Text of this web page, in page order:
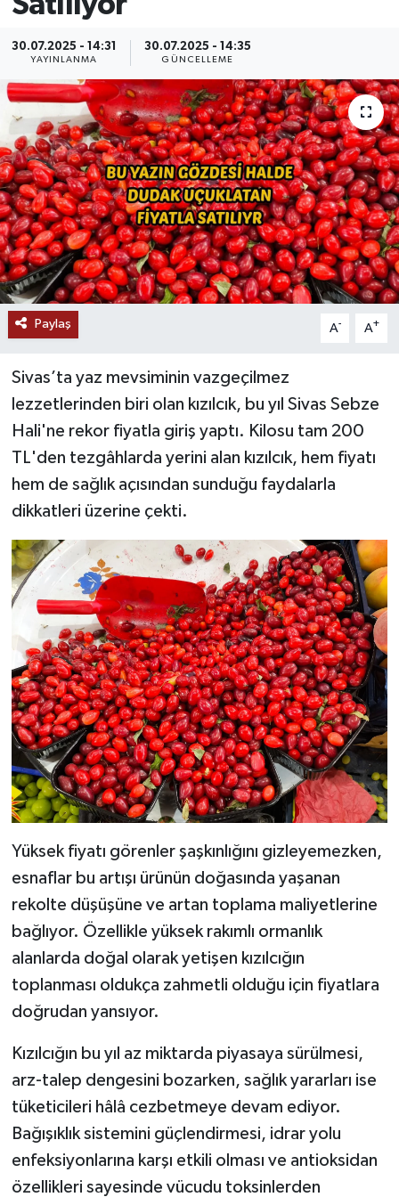
30.07.2025 - 14:31
YAYINLANMA
30.07.2025 - 14:35
GÜNCELLEME
Paylaş A- A+
Sivas’ta yaz mevsiminin vazgeçilmez
lezzetlerinden biri olan kızılcık, bu yıl Sivas Sebze
Hali'ne rekor fiyatla giriş yaptı. Kilosu tam 200
TL'den tezgâhlarda yerini alan kızılcık, hem fiyatı
hem de sağlık açısından sunduğu faydalarla
dikkatleri üzerine çekti.
Yüksek fiyatı görenler şaşkınlığını gizleyemezken,
esnaflar bu artışı ürünün doğasında yaşanan
rekolte düşüşüne ve artan toplama maliyetlerine
bağlıyor. Özellikle yüksek rakımlı ormanlık
alanlarda doğal olarak yetişen kızılcığın
toplanması oldukça zahmetli olduğu için fiyatlara
doğrudan yansıyor.
Kızılcığın bu yıl az miktarda piyasaya sürülmesi,
arz-talep dengesini bozarken, sağlık yararları ise
tüketicileri hâlâ cezbetmeye devam ediyor.
Bağışıklık sistemini güçlendirmesi, idrar yolu
enfeksiyonlarına karşı etkili olması ve antioksidan
özellikleri sayesinde vücudu toksinlerden
ÖZEL HABER
RESMİ İLANLAR
SAĞLIK
SİYASET
SOSYAL YARDIMLAR
SPONSORLU YAZI
TEKNOLOJİ
YAŞAM